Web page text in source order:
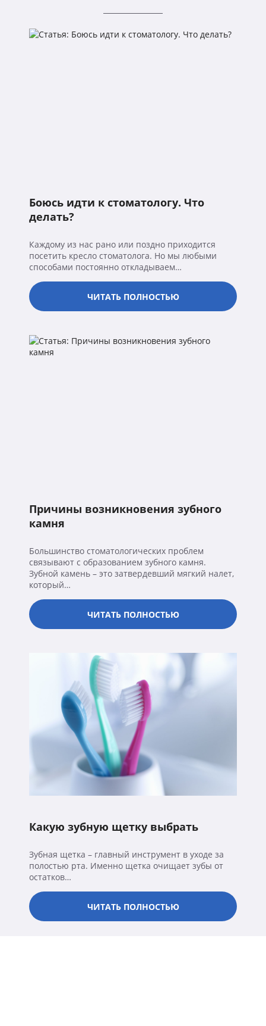
Боюсь идти к стоматологу. Что
делать?
Каждому из нас рано или поздно приходится
посетить кресло стоматолога. Но мы любыми
способами постоянно откладываем…
ЧИТАТЬ ПОЛНОСТЬЮ
Причины возникновения зубного
камня
Большинство стоматологических проблем
связывают с образованием зубного камня.
Зубной камень – это затвердевший мягкий налет,
который…
ЧИТАТЬ ПОЛНОСТЬЮ
Какую зубную щетку выбрать
Зубная щетка – главный инструмент в уходе за
полостью рта. Именно щетка очищает зубы от
остатков…
ЧИТАТЬ ПОЛНОСТЬЮ